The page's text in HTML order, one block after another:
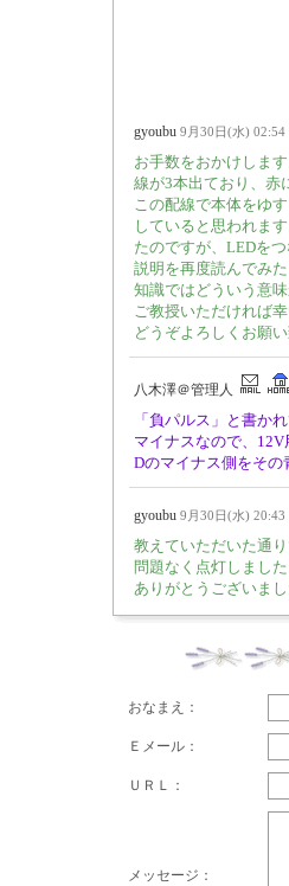
gyoubu 9月30日(水) 02:54
お手数をおかけしま
線が3本出ており、赤
この配線で本体をゆ
していると思われま
たのですが、LEDを
説明を再度読んでみ
知識ではどういう意味
ご教授いただければ幸
どうぞよろしくお願い
八木澤＠管理人
「負パルス」と書か
マイナスなので、
Dのマイナス側をその
gyoubu 9月30日(水) 20:43
教えていただいた通
問題なく点灯しました
ありがとうございまし
おなまえ：
Ｅメール：
ＵＲＬ：
メッセージ：